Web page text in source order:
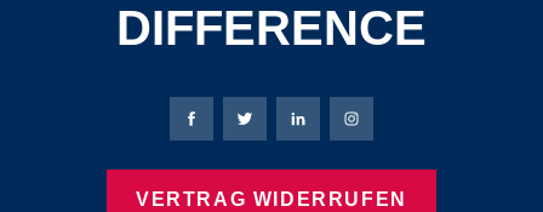
DIFFERENCE
Bierbaum-Proenen Facebook-Seite
Bierbaum-Proenen Twitter Seite
Bierbaum-Proenen LinkedIn
Bierbaum-Proenen
VERTRAG WIDERRUFEN